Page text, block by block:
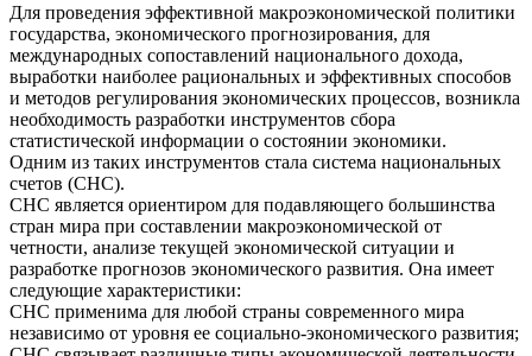
Для проведения эффективной макроэкономической политики
государства, экономического прогнозирования, для
международных сопоставлений национального дохода,
выработки наиболее рациональных и эффективных способов
и методов регулирования экономических процессов, возникла
необходимость разработки инструментов сбора
статистической информации о состоянии экономики.
Одним из таких инструментов стала система национальных
счетов (СНС).
СНС является ориентиром для подавляющего большинства
стран мира при составлении макроэкономической от
четности, анализе текущей экономической ситуации и
разработке прогнозов экономического развития. Она имеет
следующие характеристики:
СНС применима для любой страны современного мира
независимо от уровня ее социально-экономического развития;